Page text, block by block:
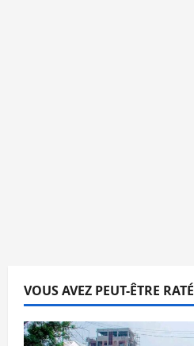
VOUS AVEZ PEUT-ÊTRE RATÉ